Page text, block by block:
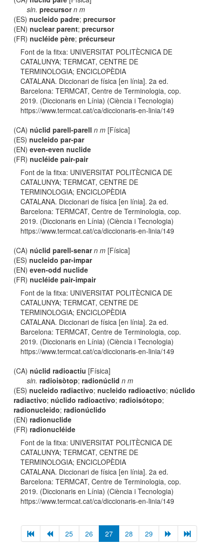
sin. precursor n m
(ES)nucleido padre;precursor
(EN)nuclear parent;precursor
(FR)nucléide père;précurseur
Font de la fitxa: UNIVERSITAT POLITÈCNICA DE
CATALUNYA; TERMCAT, CENTRE DE
TERMINOLOGIA; ENCICLOPÈDIA
CATALANA. Diccionari de física [en línia]. 2a ed.
Barcelona: TERMCAT, Centre de Terminologia, cop.
2019. (Diccionaris en Línia) (Ciència i Tecnologia)
https://www.termcat.cat/ca/diccionaris-en-linia/149
(CA)núclid parell-parell n m [Física]
(ES)nucleido par-par
(EN)even-even nuclide
(FR)nucléide pair-pair
Font de la fitxa: UNIVERSITAT POLITÈCNICA DE
CATALUNYA; TERMCAT, CENTRE DE
TERMINOLOGIA; ENCICLOPÈDIA
CATALANA. Diccionari de física [en línia]. 2a ed.
Barcelona: TERMCAT, Centre de Terminologia, cop.
2019. (Diccionaris en Línia) (Ciència i Tecnologia)
https://www.termcat.cat/ca/diccionaris-en-linia/149
(CA)núclid parell-senar n m [Física]
(ES)nucleido par-impar
(EN)even-odd nuclide
(FR)nucléide pair-impair
Font de la fitxa: UNIVERSITAT POLITÈCNICA DE
CATALUNYA; TERMCAT, CENTRE DE
TERMINOLOGIA; ENCICLOPÈDIA
CATALANA. Diccionari de física [en línia]. 2a ed.
Barcelona: TERMCAT, Centre de Terminologia, cop.
2019. (Diccionaris en Línia) (Ciència i Tecnologia)
https://www.termcat.cat/ca/diccionaris-en-linia/149
(CA)núclid radioactiu [Física]
sin. radioisòtop; radionúclid n m
(ES)nucleido radiactivo;nucleido radioactivo;núclido
radiactivo;núclido radioactivo;radioisótopo;
radionucleido;radionúclido
(EN)radionuclide
(FR)radionucléide
Font de la fitxa: UNIVERSITAT POLITÈCNICA DE
CATALUNYA; TERMCAT, CENTRE DE
TERMINOLOGIA; ENCICLOPÈDIA
CATALANA. Diccionari de física [en línia]. 2a ed.
Barcelona: TERMCAT, Centre de Terminologia, cop.
2019. (Diccionaris en Línia) (Ciència i Tecnologia)
https://www.termcat.cat/ca/diccionaris-en-linia/149
25 26 27 28 29